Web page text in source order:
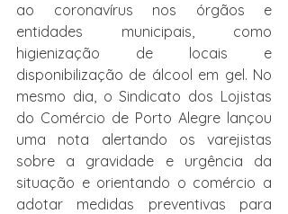
ao coronavírus nos órgãos e
entidades municipais, como
higienização de locais e
disponibilização de álcool em gel. No
mesmo dia, o Sindicato dos Lojistas
do Comércio de Porto Alegre lançou
uma nota alertando os varejistas
sobre a gravidade e urgência da
situação e orientando o comércio a
adotar medidas preventivas para